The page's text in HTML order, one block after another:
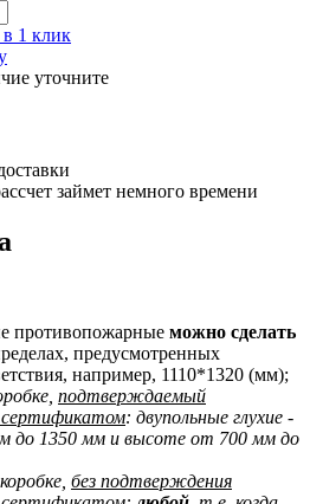
1 клик
уточните
займет немного времени
противопожарные можно сделать
предусмотренных
например, 1110*1320 (мм);
подтверждаемый
: двупольные глухие -
до 1350 мм и высоте от 700 мм до
без подтверждения